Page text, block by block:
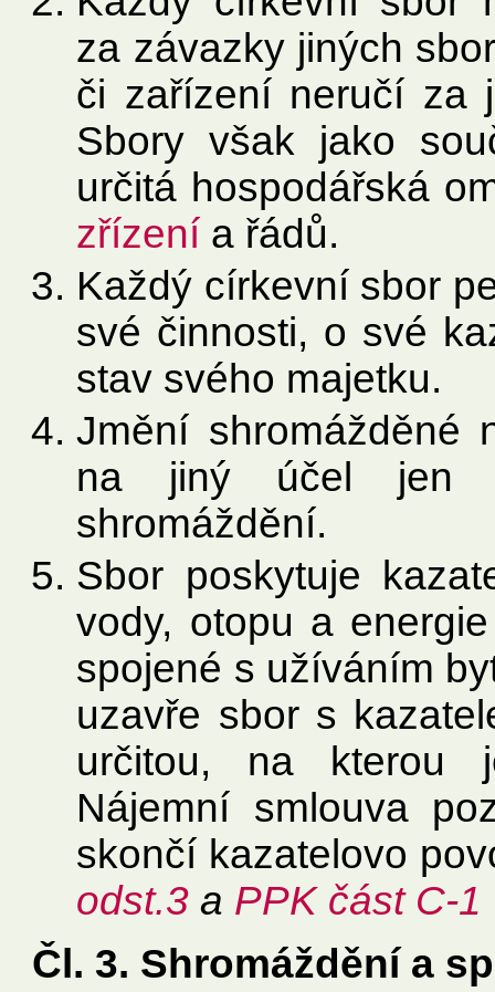
za závazky jiných
či zařízení neručí za
Sbory však jako
určitá hospodářská
zřízení a řádů.
Každý církevní sbor
své činnosti, o své
stav svého majetku.
Jmění shromážděné
na jiný účel jen
shromáždění.
Sbor poskytuje
vody, otopu a
spojené s užíváním
uzavře sbor s
určitou, na kterou
Nájemní smlouva
skončí kazatelovo
odst.3 a PPK část C-1
Čl. 3. Shromáždění a